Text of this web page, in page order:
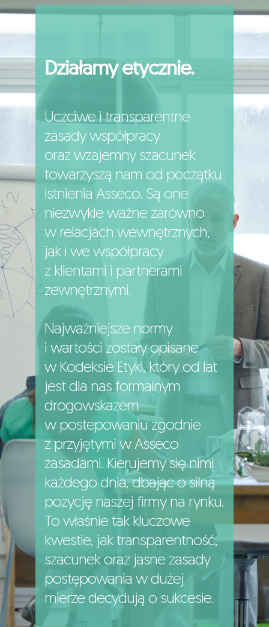
Działamy etycznie.
Uczciwe i transparentne
zasady współpracy
oraz wzajemny szacunek
towarzyszą nam od początku
istnienia Asseco. Są one
niezwykle ważne zarówno
w relacjach wewnętrznych,
jak i we współpracy
z klientami i partnerami
zewnętrznymi.
Najważniejsze normy
i wartości zostały opisane
w Kodeksie Etyki, który od lat
jest dla nas formalnym
drogowskazem
w postepowaniu zgodnie
z przyjętymi w Asseco
zasadami. Kierujemy się nimi
każdego dnia, dbając o silną
pozycję naszej firmy na rynku.
To właśnie tak kluczowe
kwestie, jak transparentność,
szacunek oraz jasne zasady
postępowania w dużej
mierze decydują o sukcesie.